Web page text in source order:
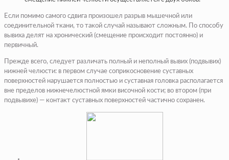
Если помимо самого сдвига произошел разрыв мышечной или
соединительной ткани, то такой случай называют сложным. По способу
вывиха делят на хронический (смещение происходит постоянно) и
первичный.
Прежде всего, следует различать полный и неполный вывих (подвывих)
нижней челюсти: в первом случае соприкосновение суставных
поверхностей нарушается полностью и суставная головка располагается
вне пределов нижнечелюстной ямки височной кости; во втором (при
подвывихе) — контакт суставных поверхностей частично сохранен.